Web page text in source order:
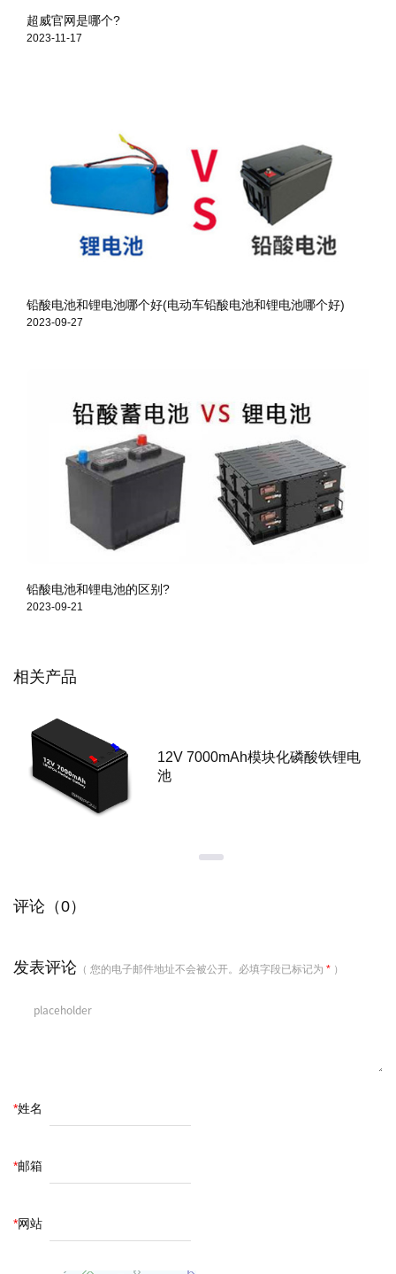
超威官网是哪个?
2023-11-17
铅酸电池和锂电池哪个好(电动车铅酸电池和锂电池哪个好)
2023-09-27
铅酸电池和锂电池的区别?
2023-09-21
相关产品
12V 7000mAh模块化磷酸铁锂电
池
评论（0）
发表评论 （ 您的电子邮件地址不会被公开。必填字段已标记为 * ）
*姓名
*邮箱
*网站